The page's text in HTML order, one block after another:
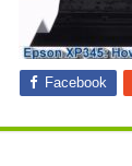
Facebook